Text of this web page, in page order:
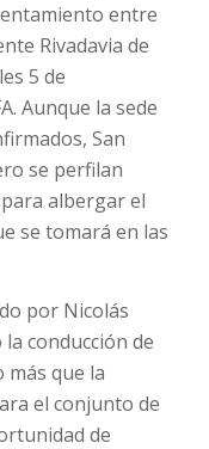
entre
Rivadavia de
5 de
Aunque la sede
San
se perfilan
albergar el
se tomará en las
por Nicolás
conducción de
que la
el conjunto de
de